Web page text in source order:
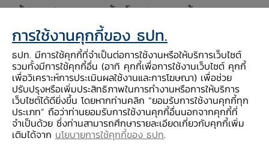
​รัฐบาลสหราชอาณาจักรโดยสถานเอกอัครราชทูต
อังกฤษประจำประเทศไทยและธนาคารแห่ง
ประเทศไทย (ธปท.) ได้ลงนามในบันทึกความเข้าใจ
เกี่ยวกับความร่วมมือด้านบริการทางการเงิน เมื่อวัน
ที่ 30 พฤศจิกายน 2565 ซึ่งบันทึกความเข้าใจฉบับ
นี้เป็นการต่ออายุจากบันทึกความเข้าใจฉบับก่อนหน้า
โดยมีวัตถุประสงค์เพื่อส่งเสริมความสัมพันธ์ระหว่าง
สองประเทศ รวมทั้งสนับสนุนการเข้าถึงบริการ
การใช้งานคุกกี้ของ ธปท.
ธปท. มีการใช้คุกกี้ที่จำเป็นต่อการใช้งานหรือให้บริการเว็บไซต์
รวมทั้งมีการใช้คุกกี้อื่น (อาทิ คุกกี้เพื่อการใช้งานเว็บไซต์ คุกกี้
เพื่อวิเคราะห์การประเมินผลใช้งานและการโฆษณา) เพื่อช่วย
ปรับปรุงหรือเพิ่มประสิทธิภาพในการทำงานหรือการให้บริการ
เว็บไซต์ได้ดียิ่งขึ้น โดยหากท่านคลิก “ยอมรับการใช้งานคุกกี้ทุก
ประเภท” ถือว่าท่านยอมรับการใช้งานคุกกี้อื่นนอกจากคุกกี้ที่
จำเป็นด้วย ซึ่งท่านสามารถศึกษารายละเอียดเกี่ยวกับคุกกี้เพิ่ม
เติมได้จาก นโยบายการใช้คุกกี้ของ ธปท.